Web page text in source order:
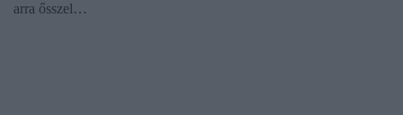
arra ősszel…